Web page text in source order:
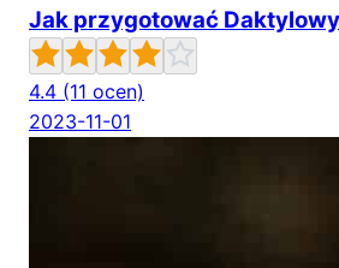
Jak przygotować
4.4 (11 ocen)
2023-11-01